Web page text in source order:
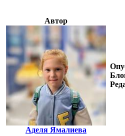
Автор
Аделя Ямалиева